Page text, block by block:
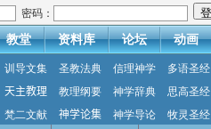
密码：
教堂 资料库 论坛 动画
训导文集 圣教法典 信理神学
多语圣经
天主教理
教理纲要 神学辞典
思高圣经
梵二文献
神学论集 神学导论 牧灵圣经